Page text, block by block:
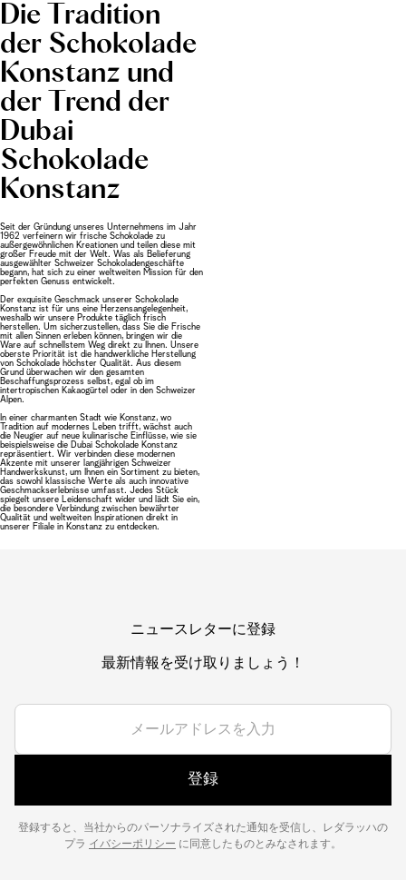
Die Tradition
der Schokolade
Konstanz und
der Trend der
Dubai
Schokolade
Konstanz
Seit der Gründung unseres Unternehmens im Jahr
1962 verfeinern wir frische Schokolade zu
außergewöhnlichen Kreationen und teilen diese mit
großer Freude mit der Welt. Was als Belieferung
ausgewählter Schweizer Schokoladengeschäfte
begann, hat sich zu einer weltweiten Mission für den
perfekten Genuss entwickelt.
Der exquisite Geschmack unserer Schokolade
Konstanz ist für uns eine Herzensangelegenheit,
weshalb wir unsere Produkte täglich frisch
herstellen. Um sicherzustellen, dass Sie die Frische
mit allen Sinnen erleben können, bringen wir die
Ware auf schnellstem Weg direkt zu Ihnen. Unsere
oberste Priorität ist die handwerkliche Herstellung
von Schokolade höchster Qualität. Aus diesem
Grund überwachen wir den gesamten
Beschaffungsprozess selbst, egal ob im
intertropischen Kakaogürtel oder in den Schweizer
Alpen.
In einer charmanten Stadt wie Konstanz, wo
Tradition auf modernes Leben trifft, wächst auch
die Neugier auf neue kulinarische Einflüsse, wie sie
beispielsweise die Dubai Schokolade Konstanz
repräsentiert. Wir verbinden diese modernen
Akzente mit unserer langjährigen Schweizer
Handwerkskunst, um Ihnen ein Sortiment zu bieten,
das sowohl klassische Werte als auch innovative
Geschmackserlebnisse umfasst. Jedes Stück
spiegelt unsere Leidenschaft wider und lädt Sie ein,
die besondere Verbindung zwischen bewährter
Qualität und weltweiten Inspirationen direkt in
unserer Filiale in Konstanz zu entdecken.
ニュースレターに登録
最新情報を受け取りましょう！
登録
登録すると、当社からのパーソナライズされた通知を受信し、レダラッハの
プラ イバシーポリシー に同意したものとみなされます。